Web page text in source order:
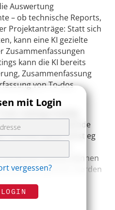
Auswertung
– ob technische Reports,
Projektanträge: Statt sich
kann eine KI gezielte
Zusammenfassungen
kann die KI bereits
Zusammenfassung
von To-dos
niedrigschwellig
integriert in bestehende
sie einen guten Einstieg
Nur wer selbst
Nutzen kennen
effizient genutzt werden
mit Login
vergessen?
LOGIN